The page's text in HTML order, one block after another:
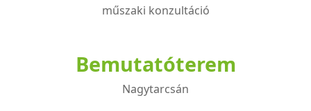
műszaki konzultáció
Bemutatóterem
Nagytarcsán